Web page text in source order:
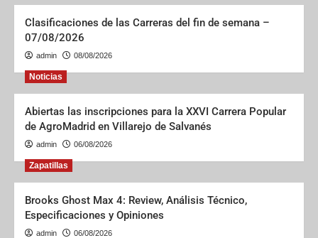
Clasificaciones de las Carreras del fin de semana –
07/08/2026
admin 08/08/2026
Noticias
Abiertas las inscripciones para la XXVI Carrera Popular
de AgroMadrid en Villarejo de Salvanés
admin 06/08/2026
Zapatillas
Brooks Ghost Max 4: Review, Análisis Técnico,
Especificaciones y Opiniones
admin 06/08/2026